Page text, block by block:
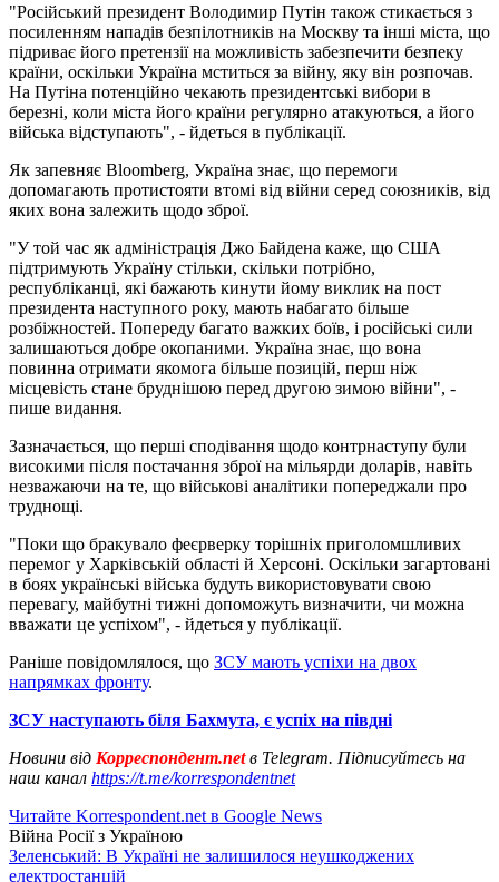
"Російський президент Володимир Путін також стикається з
посиленням нападів безпілотників на Москву та інші міста, що
підриває його претензії на можливість забезпечити безпеку
країни, оскільки Україна мститься за війну, яку він розпочав.
На Путіна потенційно чекають президентські вибори в
березні, коли міста його країни регулярно атакуються, а його
війська відступають", - йдеться в публікації.
Як запевняє Bloomberg, Україна знає, що перемоги
допомагають протистояти втомі від війни серед союзників, від
яких вона залежить щодо зброї.
"У той час як адміністрація Джо Байдена каже, що США
підтримують Україну стільки, скільки потрібно,
республіканці, які бажають кинути йому виклик на пост
президента наступного року, мають набагато більше
розбіжностей. Попереду багато важких боїв, і російські сили
залишаються добре окопаними. Україна знає, що вона
повинна отримати якомога більше позицій, перш ніж
місцевість стане бруднішою перед другою зимою війни", -
пише видання.
Зазначається, що перші сподівання щодо контрнаступу були
високими після постачання зброї на мільярди доларів, навіть
незважаючи на те, що військові аналітики попереджали про
труднощі.
"Поки що бракувало феєрверку торішніх приголомшливих
перемог у Харківській області й Херсоні. Оскільки загартовані
в боях українські війська будуть використовувати свою
перевагу, майбутні тижні допоможуть визначити, чи можна
вважати це успіхом", - йдеться у публікації.
Раніше повідомлялося, що ЗСУ мають успіхи на двох
напрямках фронту.
ЗСУ наступають біля Бахмута, є успіх на півдні
Новини від Корреспондент.netв Telegram. Підписуйтесь на
наш канал https://t.me/korrespondentnet
Читайте Korrespondent.net в Google News
Війна Росії з Україною
Зеленський: В Україні не залишилося неушкоджених
електростанцій